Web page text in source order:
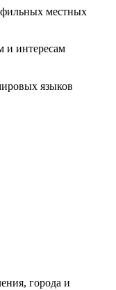
местных
и интересам
языков
города и